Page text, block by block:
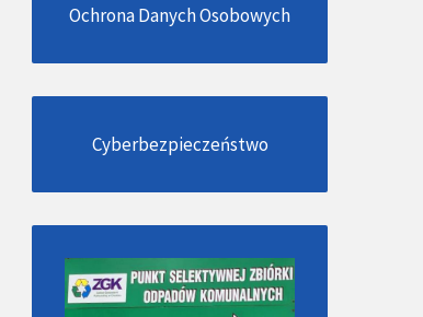
Ochrona Danych Osobowych
Cyberbezpieczeństwo